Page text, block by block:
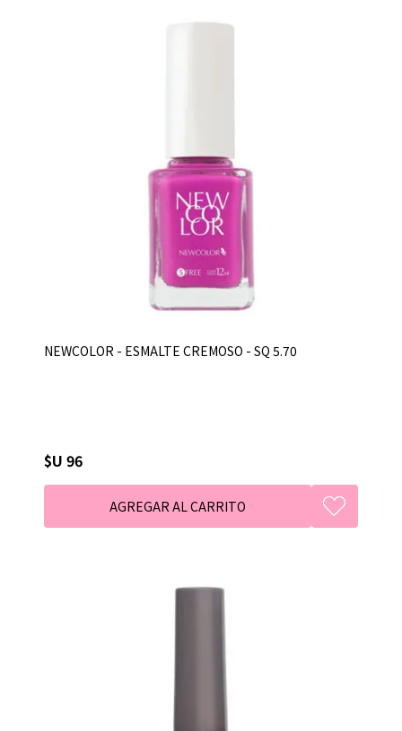
NEWCOLOR - ESMALTE CREMOSO - SQ 5.70
$U 96